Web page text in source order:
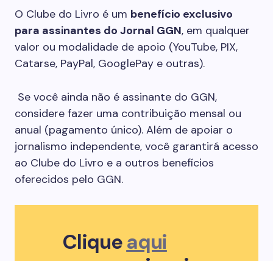
O Clube do Livro é um benefício exclusivo
para assinantes do Jornal GGN, em qualquer
valor ou modalidade de apoio (YouTube, PIX,
Catarse, PayPal, GooglePay e outras).
Se você ainda não é assinante do GGN,
considere fazer uma contribuição mensal ou
anual (pagamento único). Além de apoiar o
jornalismo independente, você garantirá acesso
ao Clube do Livro e a outros benefícios
oferecidos pelo GGN.
Cliqueaqui